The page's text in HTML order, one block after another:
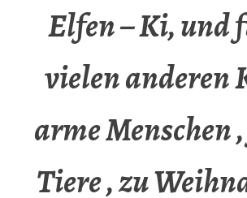
Elfen – Ki, und
vielen anderen
arme Menschen
Tiere , zu